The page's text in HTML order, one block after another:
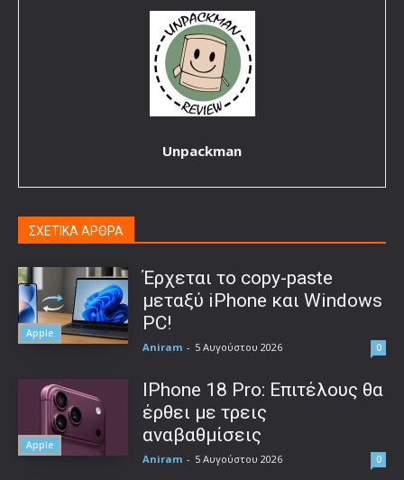
Unpackman
ΣΧΕΤΙΚΑ ΑΡΘΡΑ
Apple
Έρχεται το copy-paste
μεταξύ iPhone και Windows
PC!
Aniram - 5 Αυγούστου 2026 0
Apple
IPhone 18 Pro: Επιτέλους θα
έρθει με τρεις
αναβαθμίσεις
Aniram - 5 Αυγούστου 2026 0